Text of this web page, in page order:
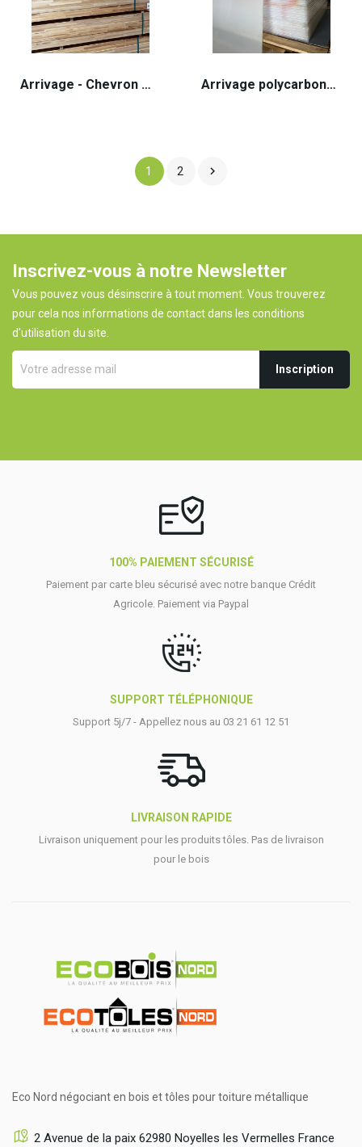
Arrivage - Chevron mélèze raboté Arrivage polycarbonate 10mm
1 2 
Inscrivez-vous à notre Newsletter
Vous pouvez vous désinscrire à tout moment. Vous trouverez
pour cela nos informations de contact dans les conditions
d'utilisation du site.
100% PAIEMENT SÉCURISÉ
Paiement par carte bleu sécurisé avec notre banque Crédit
Agricole. Paiement via Paypal
SUPPORT TÉLÉPHONIQUE
Support 5j/7 - Appellez nous au 03 21 61 12 51
LIVRAISON RAPIDE
Livraison uniquement pour les produits tôles. Pas de livraison
pour le bois
Eco Nord négociant en bois et tôles pour toiture métallique
2 Avenue de la paix 62980 Noyelles les Vermelles France